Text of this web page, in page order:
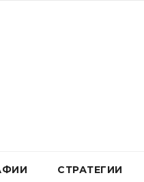
СТРАТЕГИИ